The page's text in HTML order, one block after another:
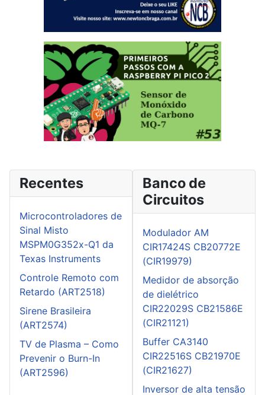
Recentes
Microcontroladores de
Sinal Misto
MSPM0G352x-Q1 da
Texas Instruments
Controle Remoto com
Retardo (ART2518)
Sirene Brasileira
(ART2574)
TV de Plasma – Como
Prevenir o Burn-In
(ART2596)
Banco de
Circuitos
Modulador AM
CIR17424S CB20772E
(CIR19979)
Medidor de absorção
de dielétrico
CIR22029S CB21586E
(CIR21121)
Buffer CA3140
CIR22516S CB21970E
(CIR21627)
Inversor de alta tensão